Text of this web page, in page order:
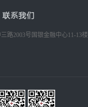
路2003号国银金融中心11-13楼